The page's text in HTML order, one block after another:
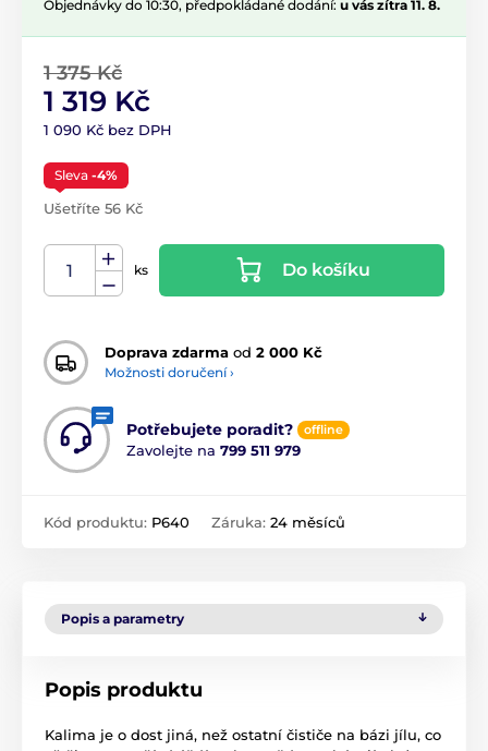
Objednávky do 10:30, předpokládané dodání: u vás zítra 11. 8.
1 375 Kč
1 319 Kč
1 090 Kč bez DPH
Sleva -4%
Ušetříte 56 Kč
ks Do košíku
Doprava zdarma od 2 000 Kč
Možnosti doručení ›
Potřebujete poradit? offline
Zavolejte na 799 511 979
Kód produktu: P640 Záruka: 24 měsíců
Popis a parametry
Popis produktu
Kalima je o dost jiná, než ostatní čističe na bázi jílu, co